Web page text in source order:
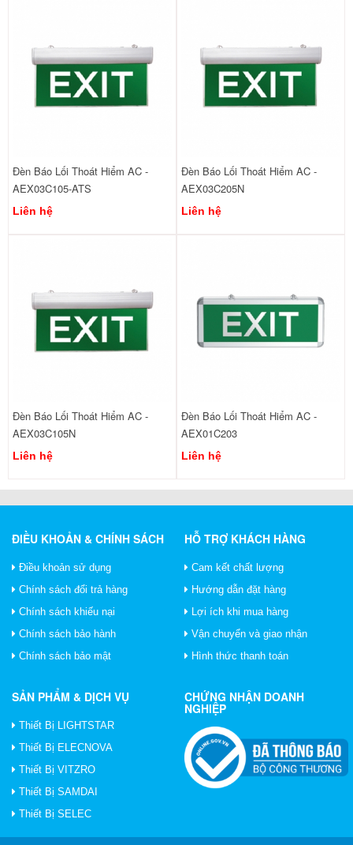
Đèn Báo Lối Thoát Hiểm AC -
AEX03C105-ATS
Liên hệ
Đèn Báo Lối Thoát Hiểm AC -
AEX03C205N
Liên hệ
Đèn Báo Lối Thoát Hiểm AC -
AEX03C105N
Liên hệ
Đèn Báo Lối Thoát Hiểm AC -
AEX01C203
Liên hệ
ĐIỀU KHOẢN & CHÍNH SÁCH
Điều khoản sử dụng
Chính sách đổi trả hàng
Chính sách khiếu nại
Chính sách bảo hành
Chính sách bảo mật
HỖ TRỢ KHÁCH HÀNG
Cam kết chất lượng
Hướng dẫn đặt hàng
Lợi ích khi mua hàng
Vận chuyển và giao nhận
Hình thức thanh toán
SẢN PHẨM & DỊCH VỤ
Thiết Bị LIGHTSTAR
Thiết Bị ELECNOVA
Thiết Bị VITZRO
Thiết Bị SAMDAI
Thiết Bị SELEC
CHỨNG NHẬN DOANH
NGHIỆP